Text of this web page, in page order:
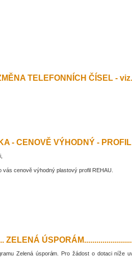
TELEFONNÍCH ČÍSEL -
- CENOVĚ VÝHODNÝ -
vás cenově výhodný plastový profil REHAU.
ZELENÁ
Zelená úsporám. Pro žádost o dotaci níže